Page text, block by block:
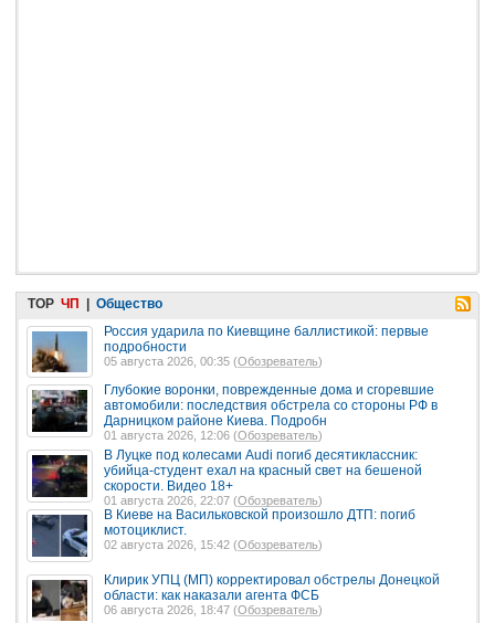
TOP ЧП | Общество
Россия ударила по Киевщине баллистикой: первые
подробности
05 августа 2026, 00:35 (Обозреватель)
Глубокие воронки, поврежденные дома и сгоревшие
автомобили: последствия обстрела со стороны РФ в
Дарницком районе Киева. Подробн
01 августа 2026, 12:06 (Обозреватель)
В Луцке под колесами Audi погиб десятиклассник:
убийца-студент ехал на красный свет на бешеной
скорости. Видео 18+
01 августа 2026, 22:07 (Обозреватель)
В Киеве на Васильковской произошло ДТП: погиб
мотоциклист.
02 августа 2026, 15:42 (Обозреватель)
Клирик УПЦ (МП) корректировал обстрелы Донецкой
области: как наказали агента ФСБ
06 августа 2026, 18:47 (Обозреватель)